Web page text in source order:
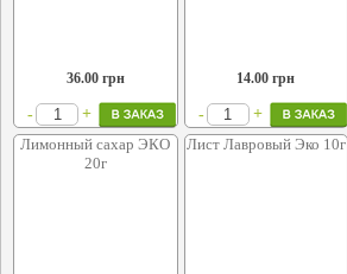
36.00грн
- +
14.00 грн
- +
Лимонный сахар ЭКО
20г
Лист Лавровый Эко 10г